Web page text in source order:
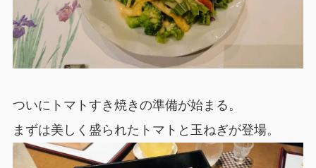
ついにトマトすき焼きの準備が始まる。
まずは美しく盛られたトマトと玉ねぎが登場。